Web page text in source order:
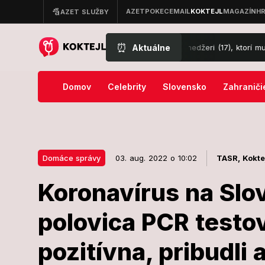
⏰ Aktuálne
brutálne napadnutého taxikára: Tínedžeri (17), ktorí mu zasadili 13
Domov Celebrity Slovensko
Domáce správy 03. aug. 2022 o 10:02 TASR,
Koronavírus na
polovica PCR
pozitívna, pribudli
Koronavírus